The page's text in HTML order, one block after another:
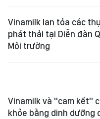
Vinamilk lan tỏa các
phát thải tại Diễn đàn
Môi trường
Vinamilk và "cam kết"
khỏe bằng dinh dưỡng